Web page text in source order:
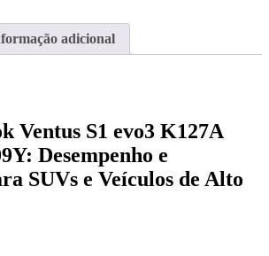
adicional
Ventus S1 evo3 K127A
Desempenho e
SUVs e Veículos de Alto